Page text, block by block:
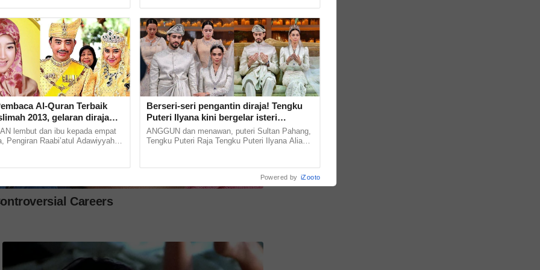
Puan Nordina Haron,
berkata kesihatan mental kini menjadi
dan masyarakat, dan perlu diberi
Al-Quran Terbaik
2013, gelaran diraja
Brunei, Pengiran
Adawiyyah ditarik serta-
lembut dan ibu kepada empat
Pengiran Raabi’atul Adawiyyah
Berseri-seri pengantin diraja! Tengku
Puteri Ilyana kini bergelar isteri
Christopher Lionel Froggatt
ANGGUN dan menawan, puteri Sultan Pahang,
Tengku Puteri Raja Tengku Puteri Ilyana Alia
Powered by iZooto